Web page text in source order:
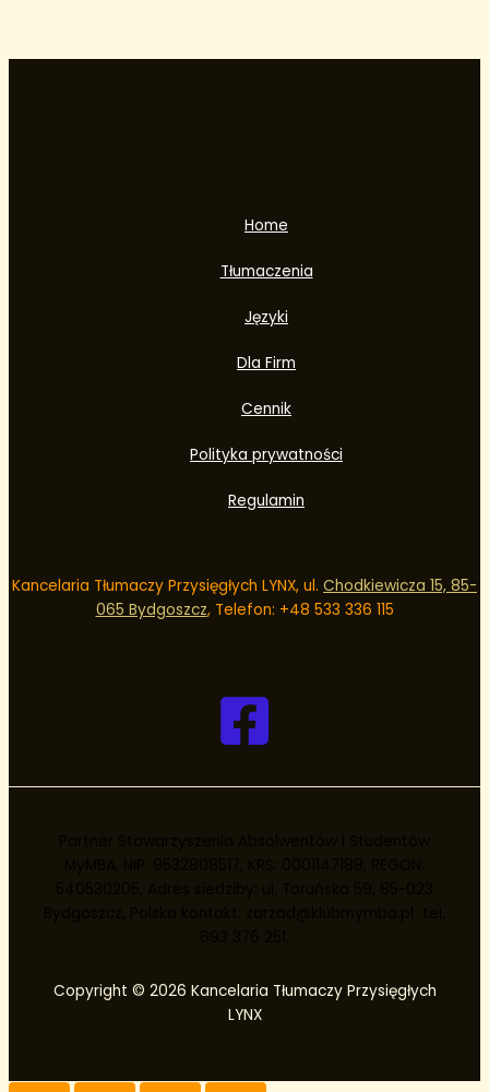
Home
Tłumaczenia
Języki
Dla Firm
Cennik
Polityka prywatności
Regulamin
Kancelaria Tłumaczy Przysięgłych LYNX, ul. Chodkiewicza 15, 85-
065 Bydgoszcz, Telefon: +48 533 336 115
Copyright © 2026 Kancelaria Tłumaczy Przysięgłych
LYNX